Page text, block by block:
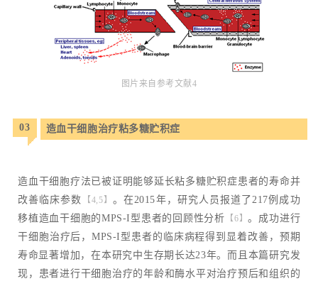
图片来自参考文献4
03 造血干细胞治疗粘多糖贮积症
造血干细胞疗法已被证明能够延长粘多糖贮积症患者的寿命并
改善临床参数
【4,5】 。在2015年，研究人员报道了217例成功
移植造血干细胞的MPS-I型患者的回顾性分析 【6】。成功进行
干细胞治疗后，MPS-I型患者的临床病程得到显着改善，预期
寿命显著增加，在本研究中生存期长达23年。而且本篇研究发
现，患者进行干细胞治疗的年龄和酶水平对治疗预后和组织的